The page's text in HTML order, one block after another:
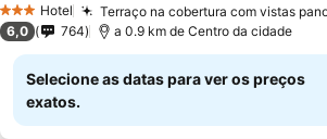
3 EstrelasHotel Terraço na cobertura com vistas
6,0 764 a 0.9 km de Centro da cidade
Selecione as datas para ver os preços
exatos.